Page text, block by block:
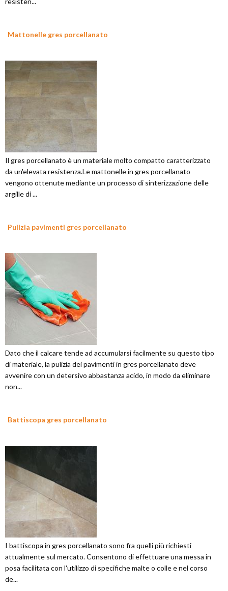
Mattonelle gres porcellanato
Il gres porcellanato è un materiale molto compatto caratterizzato
da un'elevata resistenza.Le mattonelle in gres porcellanato
vengono ottenute mediante un processo di sinterizzazione delle
argille di ...
Pulizia pavimenti gres porcellanato
Dato che il calcare tende ad accumularsi facilmente su questo tipo
di materiale, la pulizia dei pavimenti in gres porcellanato deve
avvenire con un detersivo abbastanza acido, in modo da eliminare
non...
Battiscopa gres porcellanato
I battiscopa in gres porcellanato sono fra quelli più richiesti
attualmente sul mercato. Consentono di effettuare una messa in
posa facilitata con l'utilizzo di specifiche malte o colle e nel corso
de...